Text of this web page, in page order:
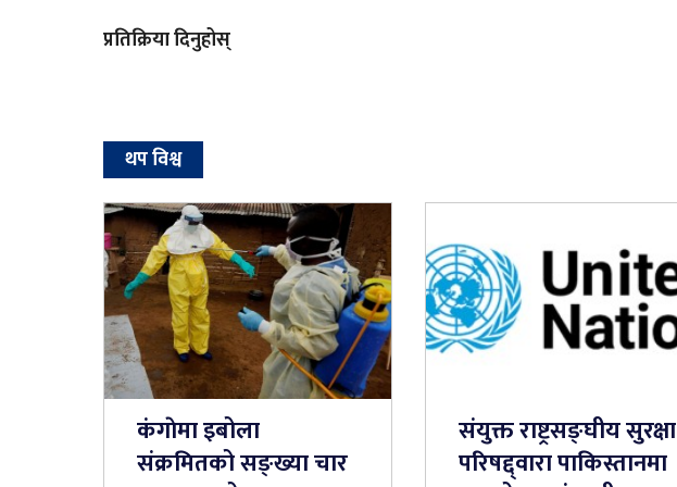
प्रतिक्रिया दिनुहोस्
थप विश्व
कंगाेमा इबोला
संक्रमितको सङ्ख्या चार
संयुक्त राष्ट्रसङ्घीय सुरक्षा
परिषद्द्वारा पाकिस्तानमा